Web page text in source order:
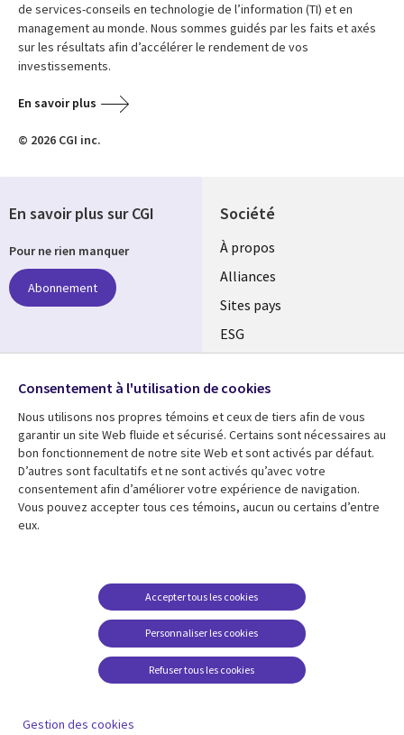
de services-conseils en technologie de l’information (TI) et en
management au monde. Nous sommes guidés par les faits et axés
sur les résultats afin d’accélérer le rendement de vos
investissements.
En savoir plus
© 2026 CGI inc.
Société
À propos
Alliances
Sites pays
ESG
Fusions
Salle de presse
Ressources
Articles
Études de cas
Baladodiffusions
Support
Restrictions et
conditions juridiques
Carrières FAQ
Centre de gestion des
En savoir plus sur CGI
Pour ne rien manquer
Abonnement
Suivez-nous
Social
Media
Global
FR
Consentement à l'utilisation de cookies
Nous utilisons nos propres témoins et ceux de tiers afin de vous
garantir un site Web fluide et sécurisé. Certains sont nécessaires au
bon fonctionnement de notre site Web et sont activés par défaut.
D’autres sont facultatifs et ne sont activés qu’avec votre
consentement afin d’améliorer votre expérience de navigation.
Vous pouvez accepter tous ces témoins, aucun ou certains d’entre
eux.
Personnaliser les cookies
Accepter tous les cookies
Refuser tous les cookies
Gestion des cookies